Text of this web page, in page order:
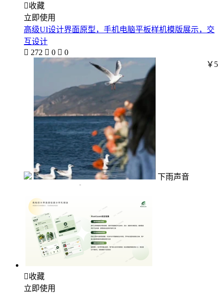
收藏
立即使用
高级UI设计界面原型，手机电脑平板样机模版展示，交
互设计
 272  0  0
下雨声音
￥5
收藏
立即使用